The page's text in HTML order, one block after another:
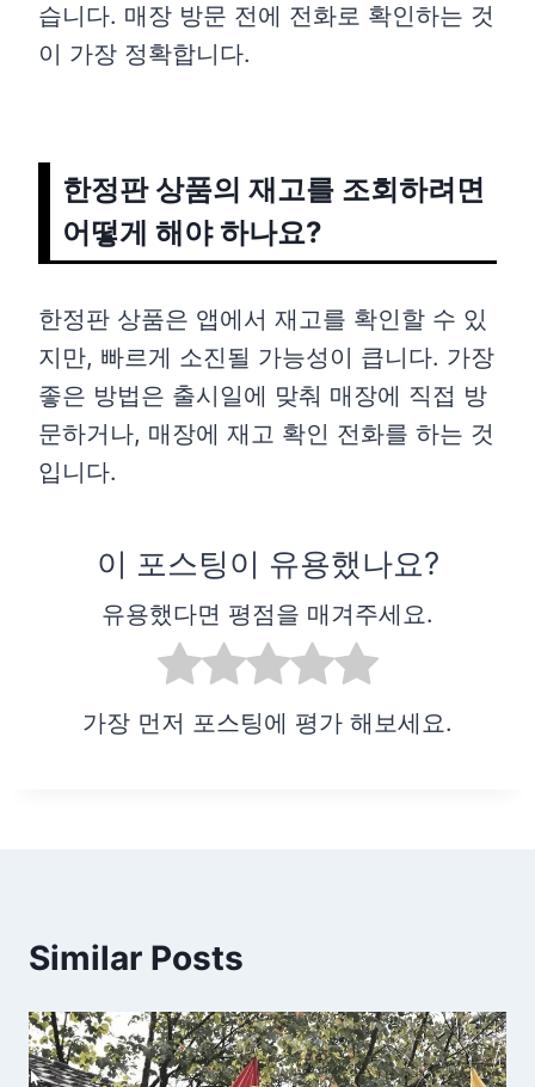
습니다. 매장 방문 전에 전화로 확인하는 것
이 가장 정확합니다.
한정판 상품의 재고를 조회하려면
어떻게 해야 하나요?
한정판 상품은 앱에서 재고를 확인할 수 있
지만, 빠르게 소진될 가능성이 큽니다. 가장
좋은 방법은 출시일에 맞춰 매장에 직접 방
문하거나, 매장에 재고 확인 전화를 하는 것
입니다.
이 포스팅이 유용했나요?
유용했다면 평점을 매겨주세요.
가장 먼저 포스팅에 평가 해보세요.
Similar Posts